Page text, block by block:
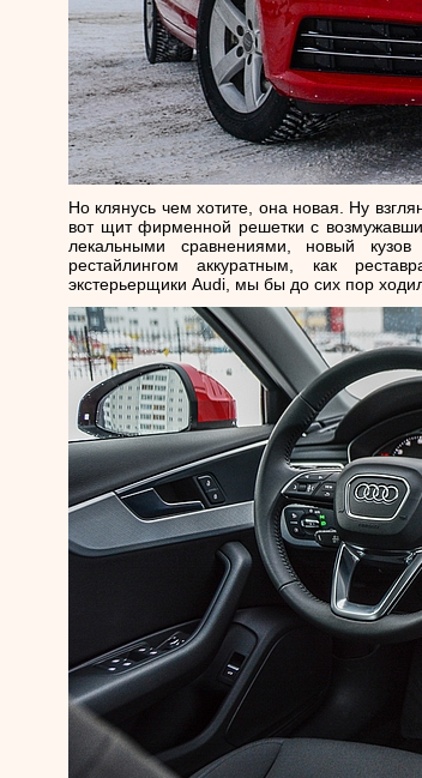
Но клянусь чем хотите, она новая. Ну
вот щит фирменной решетки с
лекальными сравнениями, новый
рестайлингом аккуратным, как
экстерьерщики Audi, мы бы до сих пор